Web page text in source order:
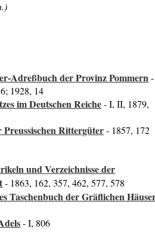
Adreßbuch der Provinz Pommern-
1928, 14
im Deutschen Reiche- I, II, 1879,
Rittergüter- 1857, 172
und Verzeichnisse der
- 1863, 162, 357, 462, 577, 578
Taschenbuch der Gräflichen
- I, 806